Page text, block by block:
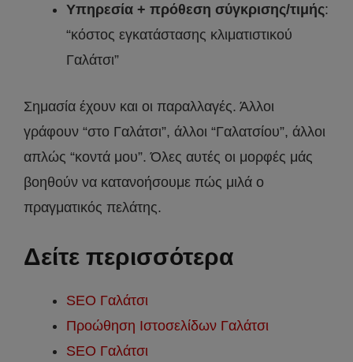
Υπηρεσία + πρόθεση σύγκρισης/τιμής:
“κόστος εγκατάστασης κλιματιστικού
Γαλάτσι”
Σημασία έχουν και οι παραλλαγές. Άλλοι
γράφουν “στο Γαλάτσι”, άλλοι “Γαλατσίου”, άλλοι
απλώς “κοντά μου”. Όλες αυτές οι μορφές μάς
βοηθούν να κατανοήσουμε πώς μιλά ο
πραγματικός πελάτης.
Δείτε περισσότερα
SEO Γαλάτσι
Προώθηση Ιστοσελίδων Γαλάτσι
SEO Γαλάτσι